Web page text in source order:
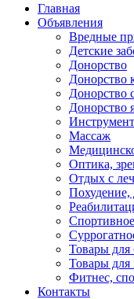
Главная
Объявления
Вредные
Детские
Донорство
Донорство
Донорство
Донорство
Массаж
Оптика,
Отдых с
Похудение,
Товары
Товары для
Фитнес,
Контакты